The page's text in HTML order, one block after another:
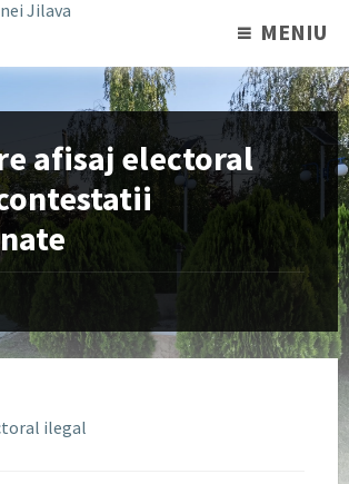
MENIU
afisaj electoral
ilegal